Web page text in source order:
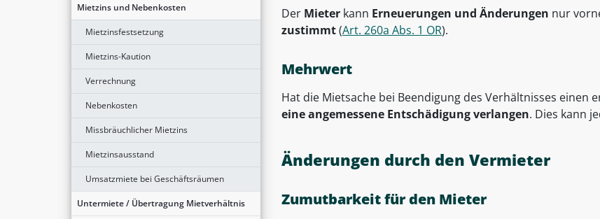
Mietzins und Nebenkosten
Mietzinsfestsetzung
Mietzins-Kaution
Verrechnung
Nebenkosten
Missbräuchlicher Mietzins
Mietzinsausstand
Umsatzmiete bei Geschäftsräumen
Untermiete / Übertragung Mietverhältnis
Der Mieter kann Erneuerungen und Änderungen nur
zustimmt(Art. 260a Abs. 1 OR).
Mehrwert
Hat die Mietsache bei Beendigung des Verhältnisses einen
eine angemessene Entschädigung verlangen. Dies kann
Änderungen durch den Vermieter
Zumutbarkeit für den Mieter